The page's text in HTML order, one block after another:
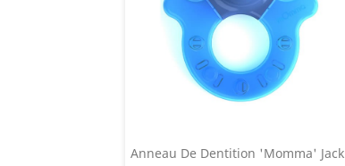
Anneau De Dentition 'Momma' Jack